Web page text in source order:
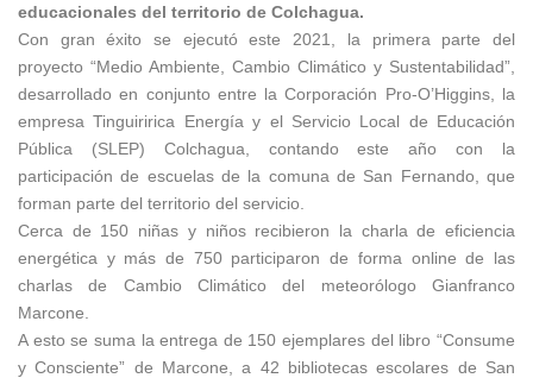
educacionales del territorio de Colchagua.
Con gran éxito se ejecutó este 2021, la primera parte del
proyecto “Medio Ambiente, Cambio Climático y Sustentabilidad”,
desarrollado en conjunto entre la Corporación Pro-O’Higgins, la
empresa Tinguiririca Energía y el Servicio Local de Educación
Pública (SLEP) Colchagua, contando este año con la
participación de escuelas de la comuna de San Fernando, que
forman parte del territorio del servicio.
Cerca de 150 niñas y niños recibieron la charla de eficiencia
energética y más de 750 participaron de forma online de las
charlas de Cambio Climático del meteorólogo Gianfranco
Marcone.
A esto se suma la entrega de 150 ejemplares del libro “Consume
y Consciente” de Marcone, a 42 bibliotecas escolares de San